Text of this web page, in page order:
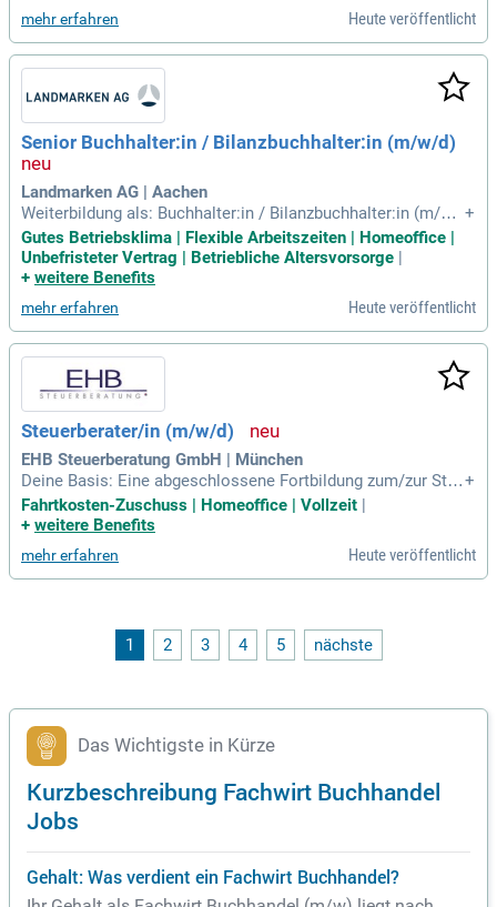
Handelsrecht; Sicherer
mehr erfahren Heute veröffentlicht
Senior Buchhalter:in / Bilanzbuchhalter:in (m/w/d)
Landmarken AG | Aachen
Weiterbildung als: Buchhalter:in / Bilanzbuchhalter:in (m/w/
d); oder Steuerfachangestellte:r / Steuerfachwirt:in (m/w/d);
oder vergleichbare kaufmännische Ausbildung mit Schwerp
unkt Rechnungswesen/Steuern.
+
Gutes Betriebsklima | Flexible Arbeitszeiten | Homeoffice |
Unbefristeter Vertrag | Betriebliche Altersvorsorge |
+ weitere Benefits
mehr erfahren Heute veröffentlicht
Steuerberater/in (m/w/d)
EHB Steuerberatung GmbH | München
Deine Basis: Eine abgeschlossene Fortbildung zum/zur Steu
erfachwirt In oder Bilanzbuchhalter In. Alternativ stehst du k
urz vor deinem Abschluss der Fortbildung; auch dann freuen
+
Fahrtkosten-Zuschuss | Homeoffice | Vollzeit
+ weitere Benefits
mehr erfahren Heute veröffentlicht
1 2 3 4 5 nächste
Das Wichtigste in Kürze
Kurzbeschreibung Fachwirt Buchhandel
Jobs
Gehalt: Was verdient ein Fachwirt Buchhandel?